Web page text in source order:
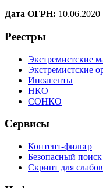
Дата ОГРН: 10.06.2020
Реестры
Экстремистские
Экстремистские
Иноагенты
НКО
СОНКО
Сервисы
Контент-фильтр
Безопасный поиск
Скрипт для